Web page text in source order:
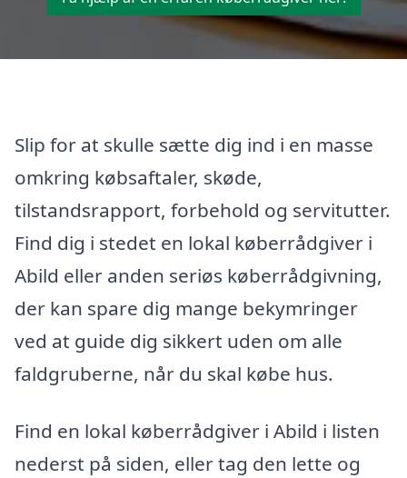
Slip for at skulle sætte dig ind i en masse
omkring købsaftaler, skøde,
tilstandsrapport, forbehold og servitutter.
Find dig i stedet en lokal køberrådgiver i
Abild eller anden seriøs køberrådgivning,
der kan spare dig mange bekymringer
ved at guide dig sikkert uden om alle
faldgruberne, når du skal købe hus.
Find en lokal køberrådgiver i Abild i listen
nederst på siden, eller tag den lette og